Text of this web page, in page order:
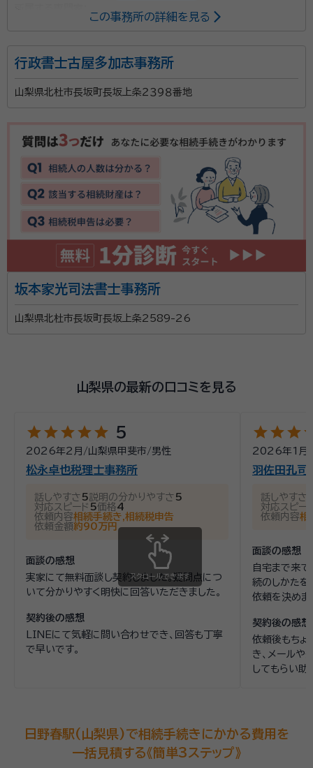
際に自分で手続しなくてはならないとなると何をどうし
割協議書の作成等、行政書士が対応できる部分は弊所
にて書類作成をさせていただき、不動産の相続登記や
相続税の申告が発生する場合には、提携している司法書
士事務所や税理士事務所を責任をもってご紹介いたし
ます。まずはお気軽にお問い合わせください。
資格等： 行政書士
この事務所の詳細を見る
行政書士古屋多加志事務所
山梨県北杜市長坂町長坂上条２３９８番地
坂本家光司法書士事務所
山梨県北杜市長坂町長坂上条2589-26
山梨県の最新の口コミを見る
starstarstarstarstar 5
2026年2月 /山梨県甲斐市/男性
松永卓也税理士事務所
話しやすさ 5説明の分かりやすさ 5
対応スピード 5価格4
依頼内容相続手続き,相続税申告
依頼金額約90万円
面談の感想
実家にて無料面談し契約しました。疑問点につ
いて分かりやすく明快に回答いただきました。
契約後の感想
LINEにて気軽に問い合わせでき、回答も丁寧
で早いです。
starstarstar
2026年1月
羽佐田孔司
話しやすさ
対応スピー
依頼内容相
面談の感想
自宅まで来て
続のしかたを
依頼を決めま
契約後の感想
依頼後もちょ
き、メールや
してもらい助
スクロールできます
日野春駅(山梨県)で相続手続きにかかる費用を
一括見積する《簡単3ステップ》